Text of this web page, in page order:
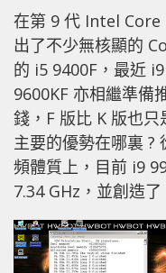
在第 9 代 Intel
出了不少無核顯的
的 i5 9400F，最近
9600KF 亦相繼準備
錢，F 版比 K 版也
主要的優勢在哪裏 ?
頻體質上，目前 i9
7.34 GHz，並創造